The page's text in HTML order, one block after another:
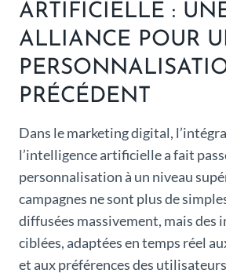
ARTIFICIELLE :
ALLIANCE POUR
PRÉCÉDENT
Dans le marketing digital,
l’intelligence artificielle a fait
personnalisation à un niveau
campagnes ne sont plus de
diffusées massivement, mais des
ciblées, adaptées en temps réel
et aux préférences des